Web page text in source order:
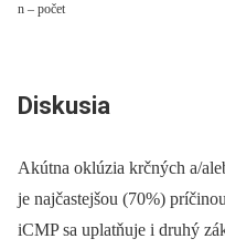
n – počet
Diskusia
Akútna oklúzia krčných a/
je najčastejšou (70%)
iCMP sa uplatňuje i druhý